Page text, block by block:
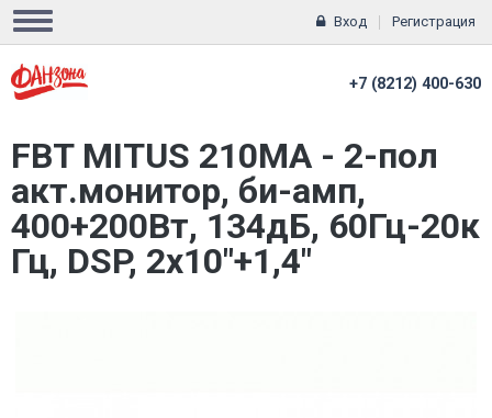
Вход Регистрация
+7 (8212) 400-630
FBT MITUS 210MA - 2-пол
акт.монитор, би-амп,
400+200Вт, 134дБ, 60Гц-20к
Гц, DSP, 2х10"+1,4"